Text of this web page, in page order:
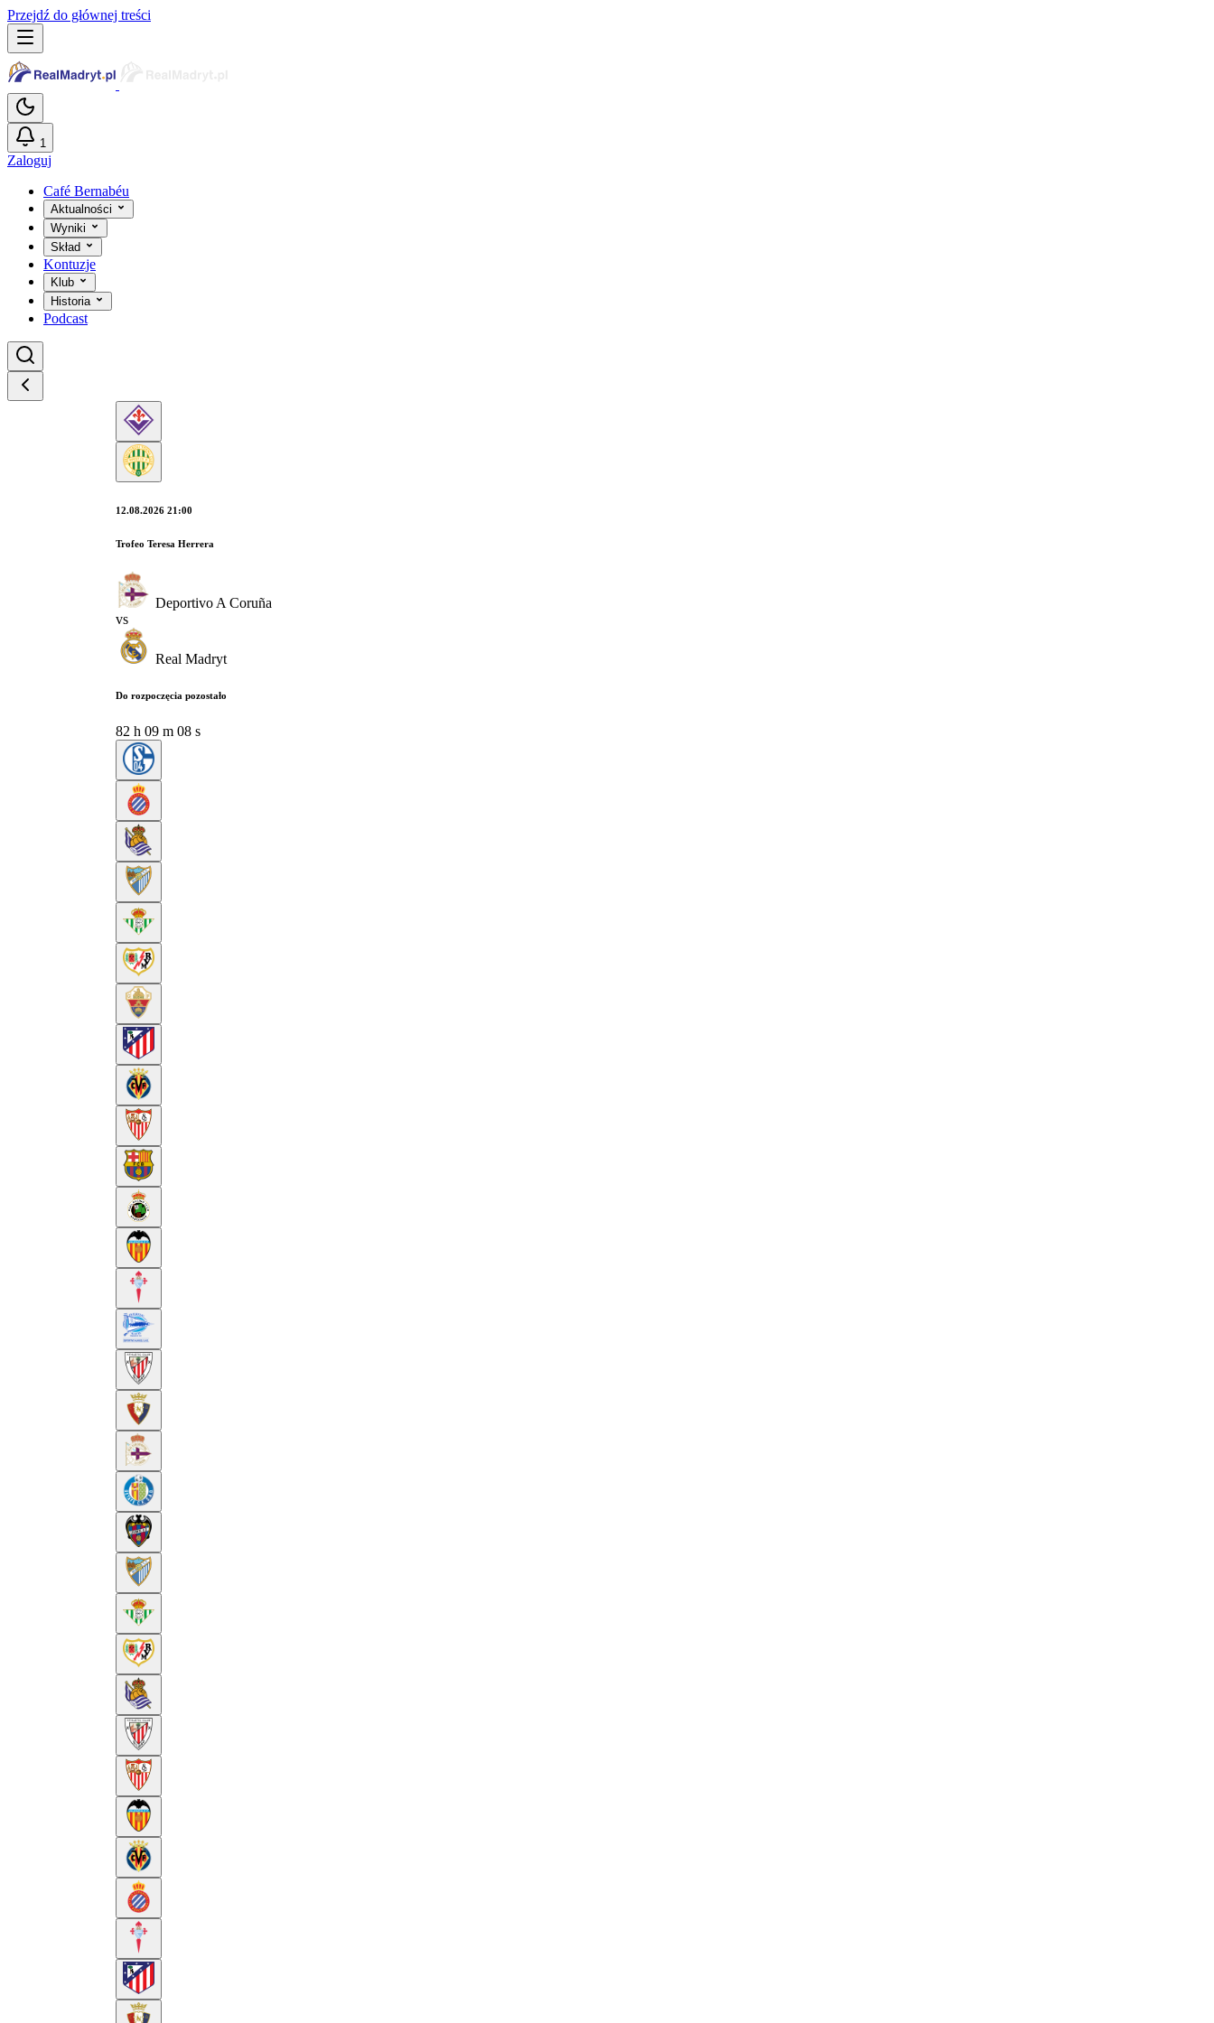
Przejdź do głównej treści
1
Zaloguj
Café Bernabéu
Aktualności
Wyniki
Skład
Kontuzje
Klub
Historia
Podcast
12.08.2026 21:00
Trofeo Teresa Herrera
Deportivo A Coruña
vs
Real Madryt
Do rozpoczęcia pozostało
82 h 09 m 08 s